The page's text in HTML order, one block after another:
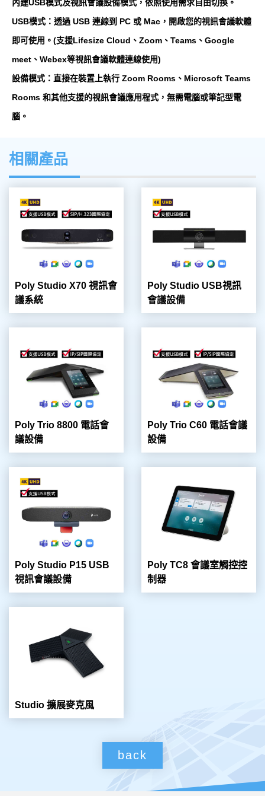
內建USB模式及視訊會議設備模式，依照使用需求自由切換。
USB模式：透過 USB 連線到 PC 或 Mac，開啟您的視訊會議軟體
即可使用。(支援Lifesize Cloud、Zoom、Teams、Google
meet、Webex等視訊會議軟體連線使用)
設備模式：直接在裝置上執行 Zoom Rooms、Microsoft Teams
Rooms 和其他支援的視訊會議應用程式，無需電腦或筆記型電
腦。
相關產品
Poly Studio X70 視訊會
議系統
Poly Studio USB視訊
會議設備
Poly Trio 8800 電話會
議設備
Poly Trio C60 電話會議
設備
Poly Studio P15 USB
視訊會議設備
Poly TC8 會議室觸控控
制器
Studio 擴展麥克風
back